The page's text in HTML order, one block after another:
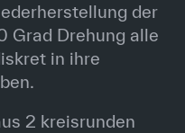
der
Grad Drehung alle
in ihre
2 kreisrunden